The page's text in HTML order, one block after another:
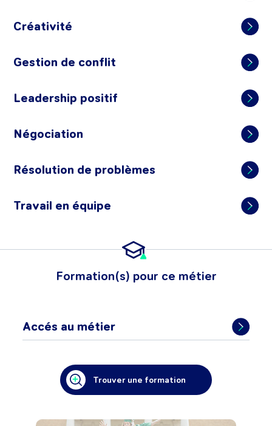
Créativité
Gestion de conflit
Leadership positif
Négociation
Résolution de problèmes
Travail en équipe
Formation(s) pour ce métier
Accés au métier
Trouver une formation